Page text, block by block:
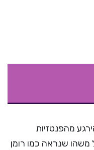
מהפנטזיות
שנראה כמו רומן